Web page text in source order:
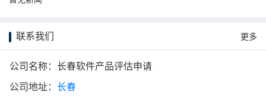
联系我们 更多
公司名称：长春软件产品评估申请
公司地址： 长春